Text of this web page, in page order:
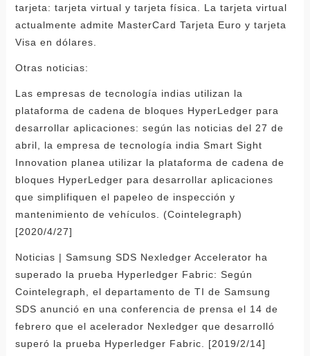
tarjeta: tarjeta virtual y tarjeta física. La tarjeta virtual
actualmente admite MasterCard Tarjeta Euro y tarjeta
Visa en dólares.
Otras noticias:
Las empresas de tecnología indias utilizan la
plataforma de cadena de bloques HyperLedger para
desarrollar aplicaciones: según las noticias del 27 de
abril, la empresa de tecnología india Smart Sight
Innovation planea utilizar la plataforma de cadena de
bloques HyperLedger para desarrollar aplicaciones
que simplifiquen el papeleo de inspección y
mantenimiento de vehículos. (Cointelegraph)
[2020/4/27]
Noticias | Samsung SDS Nexledger Accelerator ha
superado la prueba Hyperledger Fabric: Según
Cointelegraph, el departamento de TI de Samsung
SDS anunció en una conferencia de prensa el 14 de
febrero que el acelerador Nexledger que desarrolló
superó la prueba Hyperledger Fabric. [2019/2/14]